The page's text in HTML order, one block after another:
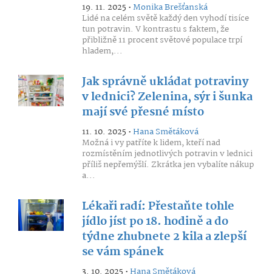
19. 11. 2025 •Monika Brešťanská
Lidé na celém světě každý den vyhodí tisíce
tun potravin. V kontrastu s faktem, že
přibližně 11 procent světové populace trpí
hladem,...
Jak správně ukládat potraviny
v lednici? Zelenina, sýr i šunka
mají své přesné místo
11. 10. 2025 •Hana Smětáková
Možná i vy patříte k lidem, kteří nad
rozmístěním jednotlivých potravin v lednici
příliš nepřemýšlí. Zkrátka jen vybalíte nákup
a...
Lékaři radí: Přestaňte tohle
jídlo jíst po 18. hodině a do
týdne zhubnete 2 kila a zlepší
se vám spánek